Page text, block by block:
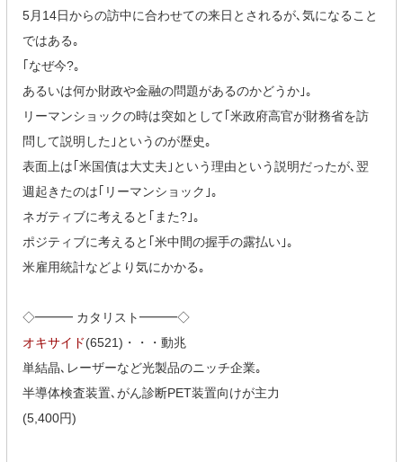
5月14日からの訪中に合わせての来日とされるが､気になること
ではある｡
｢なぜ今?｡
あるいは何か財政や金融の問題があるのかどうか｣｡
リーマンショックの時は突如として｢米政府高官が財務省を訪
問して説明した｣というのが歴史｡
表面上は｢米国債は大丈夫｣という理由という説明だったが､翌
週起きたのは｢リーマンショック｣｡
ネガティブに考えると｢また?｣｡
ポジティブに考えると｢米中間の握手の露払い｣｡
米雇用統計などより気にかかる｡
◇━━━ カタリスト━━━◇
オキサイド(6521)・・・動兆
単結晶､レーザーなど光製品のニッチ企業｡
半導体検査装置､がん診断PET装置向けが主力
(5,400円)